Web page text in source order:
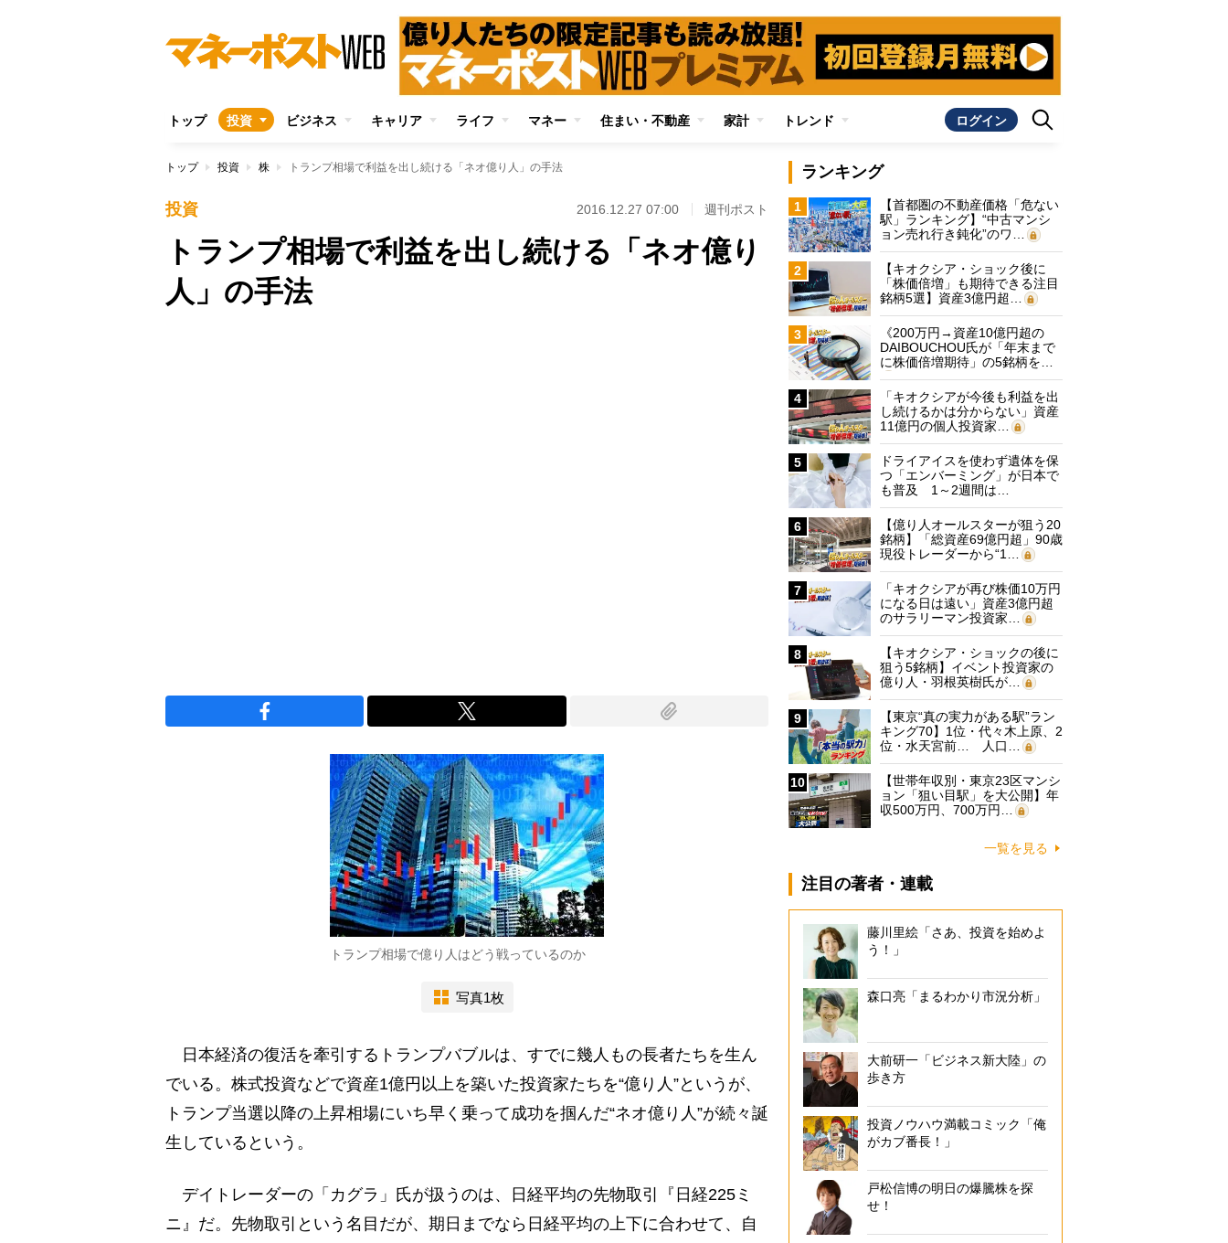
トップ 投資 ビジネス キャリア ライフ マネー 住まい・不動産 家計 トレンド ログイン
トップ 投資 株 トランプ相場で利益を出し続ける「ネオ億り人」の手法
投資 2016.12.27 07:00 週刊ポスト
トランプ相場で利益を出し続ける「ネオ億り
人」の手法
トランプ相場で億り人はどう戦っているのか
写真1枚
日本経済の復活を牽引するトランプバブルは、すでに幾人もの長者たちを生ん
でいる。株式投資などで資産1億円以上を築いた投資家たちを“億り人”というが、
トランプ当選以降の上昇相場にいち早く乗って成功を掴んだ“ネオ億り人”が続々誕
生しているという。
デイトレーダーの「カグラ」氏が扱うのは、日経平均の先物取引『日経225ミ
ニ』だ。先物取引という名目だが、期日までなら日経平均の上下に合わせて、自
ランキング
1
【首都圏の不動産価格「危ない
駅」ランキング】“中古マンシ
ョン売れ行き鈍化”のワ…
2
【キオクシア・ショック後に
「株価倍増」も期待できる注目
銘柄5選】資産3億円超…
3
《200万円→資産10億円超の
DAIBOUCHOU氏が「年末まで
に株価倍増期待」の5銘柄を…
4
「キオクシアが今後も利益を出
し続けるかは分からない」資産
11億円の個人投資家…
5
ドライアイスを使わず遺体を保
つ「エンバーミング」が日本で
も普及 1～2週間は…
6
【億り人オールスターが狙う20
銘柄】「総資産69億円超」90歳
現役トレーダーから“1…
7
「キオクシアが再び株価10万円
になる日は遠い」資産3億円超
のサラリーマン投資家…
8
【キオクシア・ショックの後に
狙う5銘柄】イベント投資家の
億り人・羽根英樹氏が…
9
【東京“真の実力がある駅”ラン
キング70】1位・代々木上原、2
位・水天宮前… 人口…
10
【世帯年収別・東京23区マンシ
ョン「狙い目駅」を大公開】年
収500万円、700万円…
一覧を見る
注目の著者・連載
藤川里絵「さあ、投資を始めよ
う！」
森口亮「まるわかり市況分析」
大前研一「ビジネス新大陸」の
歩き方
投資ノウハウ満載コミック「俺
がカブ番長！」
戸松信博の明日の爆騰株を探
せ！